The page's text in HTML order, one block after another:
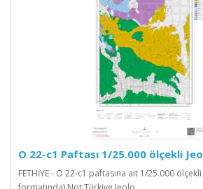
O 22-c1 Paftası 1/25.000 ölçekli
FETHİYE - O 22-c1 paftasına ait 1/25.000 ölçekli